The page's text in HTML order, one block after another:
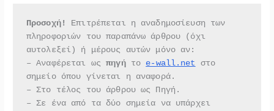
Προσοχή!
Επιτρέπεται η αναδημοσίευση των
πληροφοριών του παραπάνω άρθρου (όχι
αυτολεξεί) ή μέρους αυτών μόνο αν:
– Αναφέρεται ως πηγή το e-wall.net
στο
σημείο όπου γίνεται η αναφορά.
– Στο τέλος του άρθρου ως Πηγή.
– Σε ένα από τα δύο σημεία να υπάρχει